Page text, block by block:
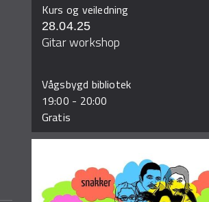
Kurs og veiledning
28.04.25
Gitar workshop
Vågsbygd bibliotek
19:00 - 20:00
Gratis